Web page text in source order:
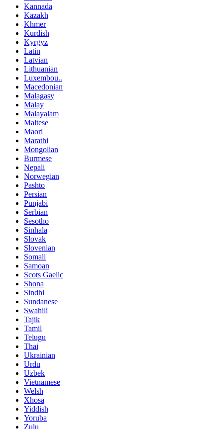
Kannada
Kazakh
Khmer
Kurdish
Kyrgyz
Latin
Latvian
Lithuanian
Luxembou..
Macedonian
Malagasy
Malay
Malayalam
Maltese
Maori
Marathi
Mongolian
Burmese
Nepali
Norwegian
Pashto
Persian
Punjabi
Serbian
Sesotho
Sinhala
Slovak
Slovenian
Somali
Samoan
Scots Gaelic
Shona
Sindhi
Sundanese
Swahili
Tajik
Tamil
Telugu
Thai
Ukrainian
Urdu
Uzbek
Vietnamese
Welsh
Xhosa
Yiddish
Yoruba
Zulu